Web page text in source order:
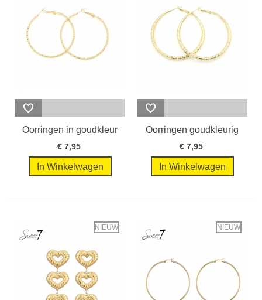
Oorringen in goudkleur
met...
€ 7,95
In Winkelwagen
Oorringen goudkleurig
met...
€ 7,95
In Winkelwagen
NIEUW NIEUW